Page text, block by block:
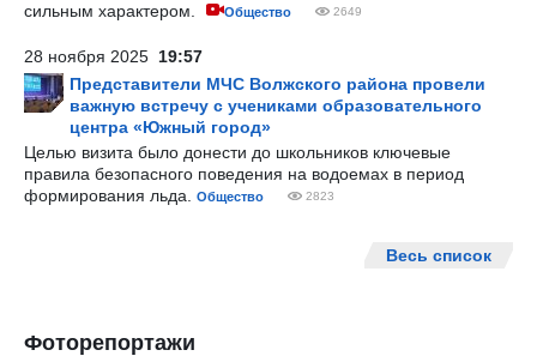
сильным характером.
Общество 2649
28 ноября 2025 19:57
Представители МЧС Волжского района провели
важную встречу с учениками образовательного
центра «Южный город»
Целью визита было донести до школьников ключевые
правила безопасного поведения на водоемах в период
формирования льда.
Общество 2823
Весь список
Фоторепортажи